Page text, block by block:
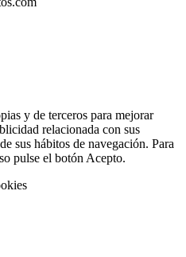
y de terceros para mejorar
relacionada con sus
sus hábitos de navegación. Para
pulse el botón Acepto.